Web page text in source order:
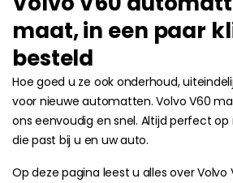
maat, in een paar
besteld
Hoe goed u ze ook onderhoud,
voor nieuwe automatten. Volvo V60
ons eenvoudig en snel. Altijd perfect
die past bij u en uw auto.
Op deze pagina leest u alles over